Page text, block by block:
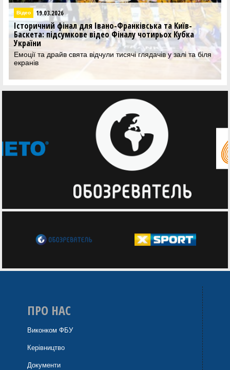
Відео 19.03.2026
Історичний фінал для Івано-Франківська та Київ-
Баскета: підсумкове відео Фіналу чотирьох Кубка
України
Емоції та драйв свята відчули тисячі глядачів у залі та біля
екранів
ПРО НАС
Виконком ФБУ
Керівництво
Документи